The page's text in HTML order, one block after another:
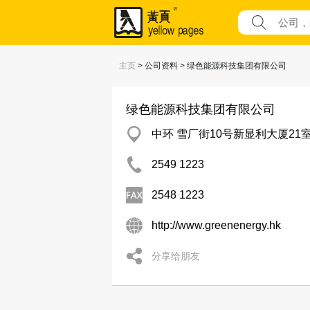
主页 > 公司资料 > 绿色能源科技集团有限公司
绿色能源科技集团有限公司
中环 雪厂街10号新显利大厦21
2549 1223
2548 1223
http://www.greenenergy.hk
分享给朋友